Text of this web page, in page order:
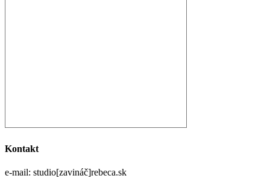
Kontakt
e-mail: studio[zavináč]rebeca.sk